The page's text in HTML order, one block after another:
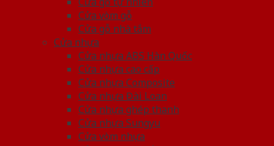
Cửa vòm gỗ
Cửa gỗ nhà tắm
Cửa nhựa
Cửa nhựa ABS Hàn Quốc
Cửa nhựa cao cấp
Cửa nhựa Composite
Cửa nhựa Đài Loan
Cửa nhựa ghép thanh
Cửa nhựa Sungyu
Cửa vòm nhựa